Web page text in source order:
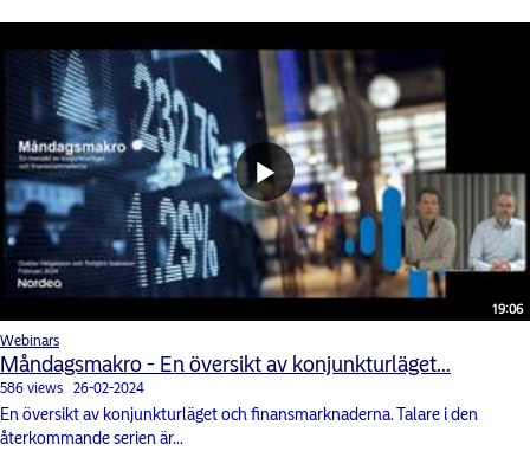
19:06
Webinars
Måndagsmakro - En översikt av konjunkturläget...
586 views 26-02-2024
En översikt av konjunkturläget och finansmarknaderna. Talare i den
återkommande serien är...